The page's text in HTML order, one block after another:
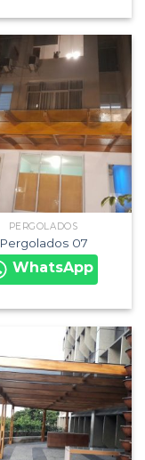
PERGOLADOS
Pergolados 07
WhatsApp